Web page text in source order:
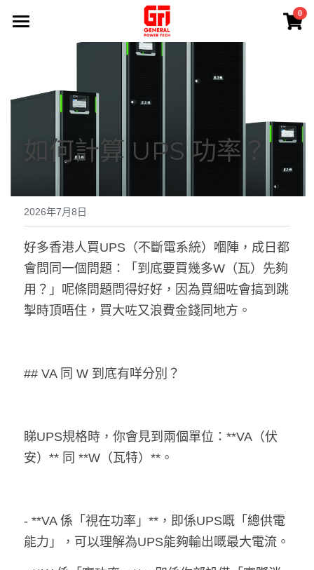
0
所有商品分類
EATON UPS
鋰電池UPS電源
100 V UPS
蓄電池Battery
INVERTER
專業服務
免費現場勘測
電源安裝
電池更換
退換貨政策
應用案例
聯絡我們
搜索
+852 84945279
Sales@generalpowertech.com
如何計算 UPS 功率？
2026年7月8日
好多香港人買UPS（不斷電系統）嗰陣，成日都
會問同一個問題：「到底要買幾多W（瓦）先夠
用？」呢條問題問得好好，因為買細咗會搞到跳
掣時頂唔住，買大咗又浪費金錢同地方。
## VA 同 W 到底有咩分別？
睇UPS規格時，你會見到兩個單位：**VA（伏
安）** 同 **W（瓦特）**。
- **VA 係「視在功率」**，即係UPS嘅「總供電
能力」，可以理解為UPS能夠輸出嘅最大電流。
×
商品分類